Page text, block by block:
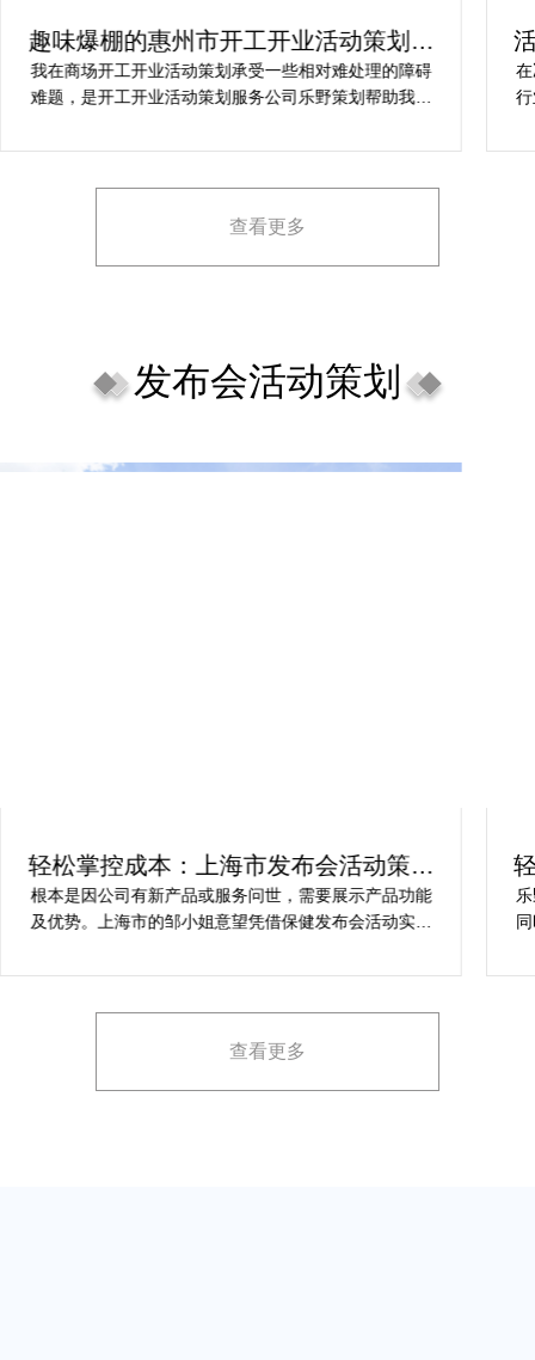
趣味爆棚的惠州市开工开业活动策划方
案精选
我在商场开工开业活动策划承受一些相对难处理的障碍
难题，是开工开业活动策划服务公司乐野策划帮助我完
场开工开业活动策划堪称完美，下次有计划还会选择乐
查看更多
发布会活动策划
轻松掌控成本：上海市发布会活动策划
方案指南
根本是因公司有新产品或服务问世，需要展示产品功能
及优势。上海市的邹小姐意望凭借保健发布会活动实现
占有率。在策划时间里却遇到这些难题缺乏专业的产品
展示方案，以最大化媒体报道和消费者关注。
查看更多